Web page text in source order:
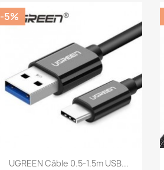
Anteprima
UGREEN Câble 0.5-1.5m USB...
-5%